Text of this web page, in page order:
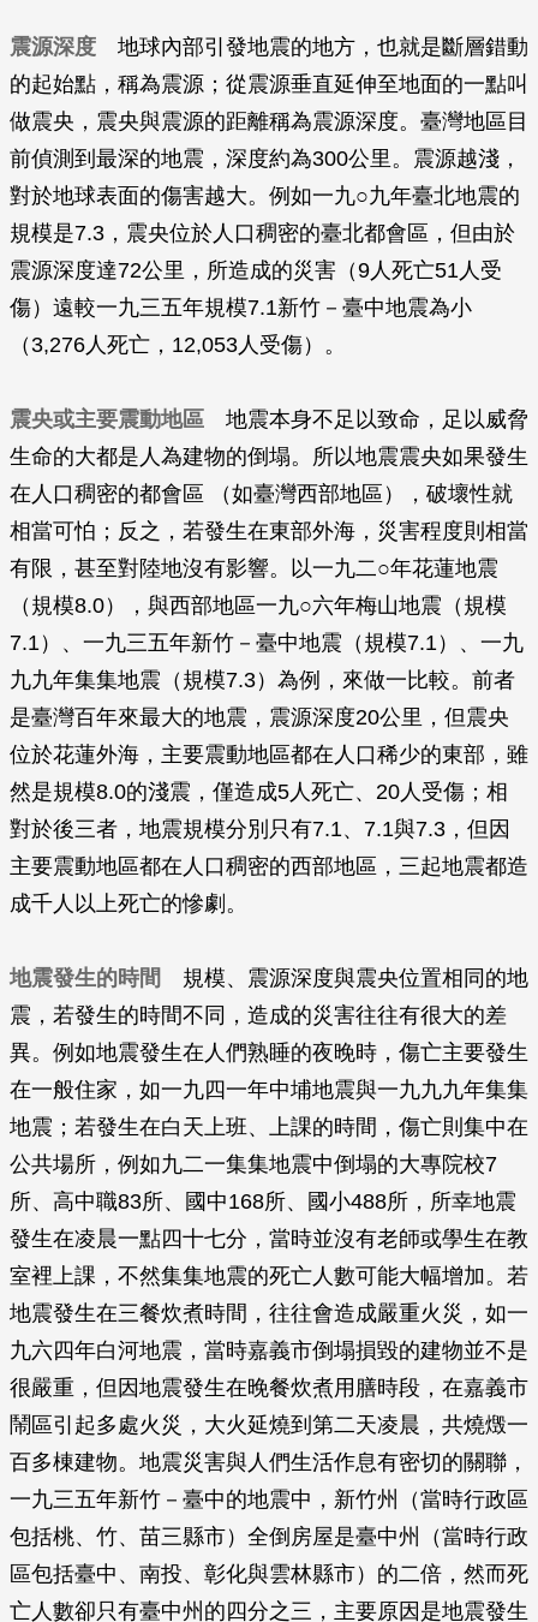
震源深度 地球內部引發地震的地方，也就是斷層錯動
的起始點，稱為震源；從震源垂直延伸至地面的一點叫
做震央，震央與震源的距離稱為震源深度。臺灣地區目
前偵測到最深的地震，深度約為300公里。震源越淺，
對於地球表面的傷害越大。例如一九○九年臺北地震的
規模是7.3，震央位於人口稠密的臺北都會區，但由於
震源深度達72公里，所造成的災害（9人死亡51人受
傷）遠較一九三五年規模7.1新竹－臺中地震為小
（3,276人死亡，12,053人受傷）。
震央或主要震動地區 地震本身不足以致命，足以威脅
生命的大都是人為建物的倒塌。所以地震震央如果發生
在人口稠密的都會區 （如臺灣西部地區），破壞性就
相當可怕；反之，若發生在東部外海，災害程度則相當
有限，甚至對陸地沒有影響。以一九二○年花蓮地震
（規模8.0），與西部地區一九○六年梅山地震（規模
7.1）、一九三五年新竹－臺中地震（規模7.1）、一九
九九年集集地震（規模7.3）為例，來做一比較。前者
是臺灣百年來最大的地震，震源深度20公里，但震央
位於花蓮外海，主要震動地區都在人口稀少的東部，雖
然是規模8.0的淺震，僅造成5人死亡、20人受傷；相
對於後三者，地震規模分別只有7.1、7.1與7.3，但因
主要震動地區都在人口稠密的西部地區，三起地震都造
成千人以上死亡的慘劇。
地震發生的時間 規模、震源深度與震央位置相同的地
震，若發生的時間不同，造成的災害往往有很大的差
異。例如地震發生在人們熟睡的夜晚時，傷亡主要發生
在一般住家，如一九四一年中埔地震與一九九九年集集
地震；若發生在白天上班、上課的時間，傷亡則集中在
公共場所，例如九二一集集地震中倒塌的大專院校7
所、高中職83所、國中168所、國小488所，所幸地震
發生在凌晨一點四十七分，當時並沒有老師或學生在教
室裡上課，不然集集地震的死亡人數可能大幅增加。若
地震發生在三餐炊煮時間，往往會造成嚴重火災，如一
九六四年白河地震，當時嘉義市倒塌損毀的建物並不是
很嚴重，但因地震發生在晚餐炊煮用膳時段，在嘉義市
鬧區引起多處火災，大火延燒到第二天凌晨，共燒燬一
百多棟建物。地震災害與人們生活作息有密切的關聯，
一九三五年新竹－臺中的地震中，新竹州（當時行政區
包括桃、竹、苗三縣市）全倒房屋是臺中州（當時行政
區包括臺中、南投、彰化與雲林縣市）的二倍，然而死
亡人數卻只有臺中州的四分之三，主要原因是地震發生